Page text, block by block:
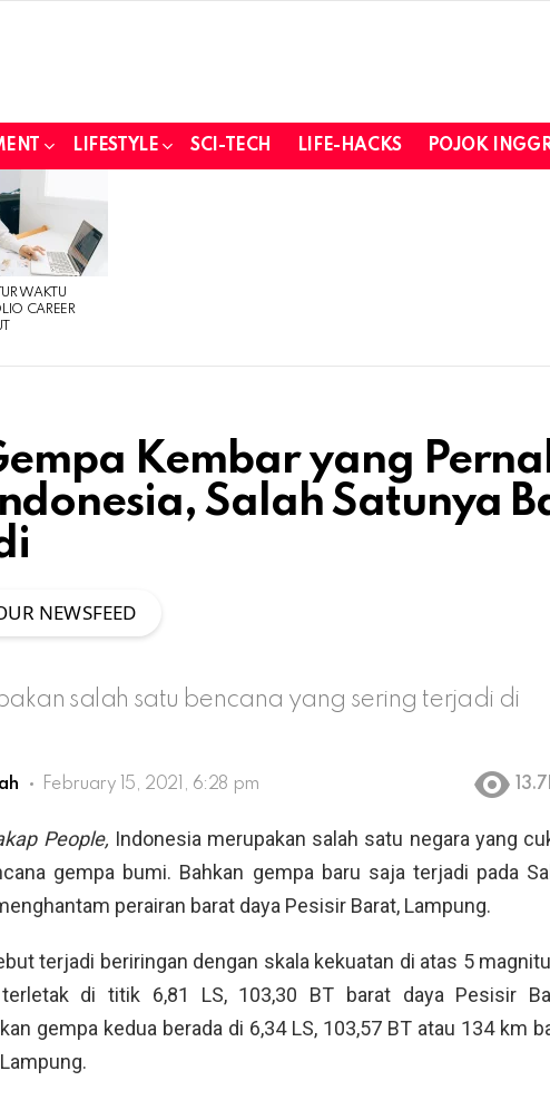
LIFESTYLE SCI-TECH LIFE-HACKS POJOK
WAKTU
CAREER
Kembar yang
Salah Satunya
NEWSFEED
salah satu bencana yang sering terjadi di
February 15, 2021, 6:28 pm
People, Indonesia merupakan salah satu negara yang
gempa bumi. Bahkan gempa baru saja terjadi pada
perairan barat daya Pesisir Barat, Lampung.
terjadi beriringan dengan skala kekuatan di atas 5
di titik 6,81 LS, 103,30 BT barat daya Pesisir
gempa kedua berada di 6,34 LS, 103,57 BT atau 134 km